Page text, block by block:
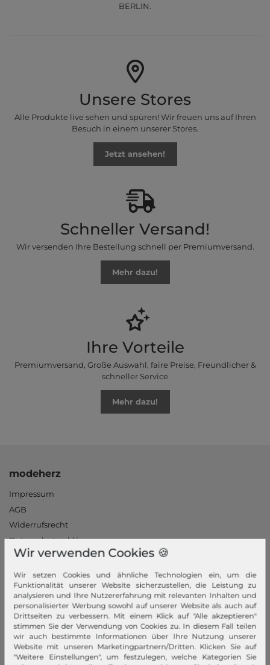
BERLIN.
Unsere Stores
Alle Produkte live sehen und spüren! Wir freuen uns auf Ihren
Besuch in einem unserer Stores.
Jetzt ansehen!
Schneller Versand!
Wir versenden Ihre Bestellung schnell per Premiumversand.
Mehr dazu!
Ihre Vorteile
Premiumversand, Große Auswahl, faire Preise, Freundlicher &
schneller Service
Mehr dazu!
modeherz
Impressum
AGB
Widerrufsrecht
Datenschutzerklärung
Datenschutzeinstellungen
Barrierefreiheitserklärung
Jobs
Unsere Stores
Mein Konto
Login
Wir verwenden Cookies 🍪
Wir setzen Cookies und ähnliche Technologien ein, um die
Funktionalität unserer Website sicherzustellen, die Leistung zu
analysieren und Ihre Nutzererfahrung mit relevanten Inhalten und
personalisierter Werbung sowohl auf unserer Website als auch auf
Drittseiten zu verbessern. Mit einem Klick auf "Alle akzeptieren"
stimmen Sie der Verwendung von Cookies zu. In diesem Fall teilen
wir auch bestimmte Informationen über Ihre Nutzung unserer
Website mit unseren Marketingpartnern/Dritten. Klicken Sie auf
"Weitere Einstellungen", um festzulegen, welche Kategorien Sie